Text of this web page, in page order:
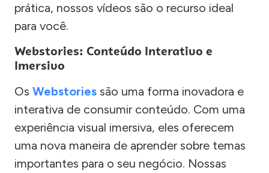
prática, nossos vídeos são o recurso ideal
para você.
Webstories: Conteúdo Interativo e
Imersivo
Os Webstories são uma forma inovadora e
interativa de consumir conteúdo. Com uma
experiência visual imersiva, eles oferecem
uma nova maneira de aprender sobre temas
importantes para o seu negócio. Nossas